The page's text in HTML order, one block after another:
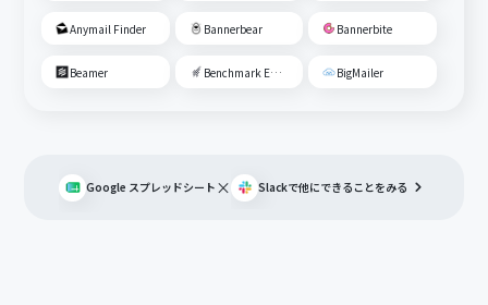
Anymail Finder Bannerbear Bannerbite
Beamer Benchmark Email BigMailer
Google スプレッドシート × Slackで他にできることをみる